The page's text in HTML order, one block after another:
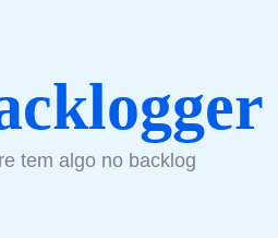
tem algo no backlog